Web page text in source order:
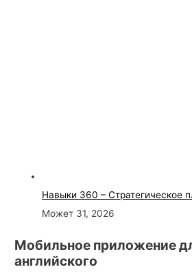
Навыки 360 – Стратегическое
Может 31, 2026
Мобильное приложение
английского